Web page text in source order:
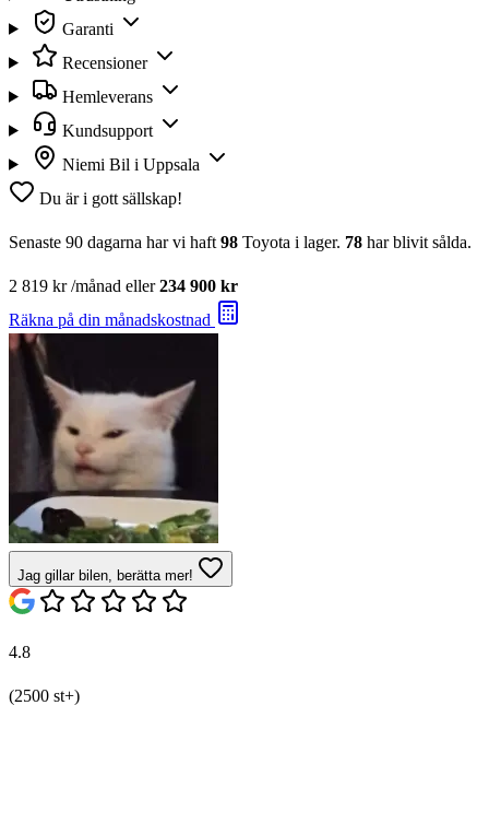
Garanti
Recensioner
Hemleverans
Kundsupport
Niemi Bil i Uppsala
Du är i gott sällskap!
Senaste 90 dagarna har vi haft 98 Toyota i lager. 78 har blivit sålda.
2 819 kr /månad eller234 900 kr
Räkna på din månadskostnad
Jag gillar bilen, berätta mer!
4.8
(2500 st+)